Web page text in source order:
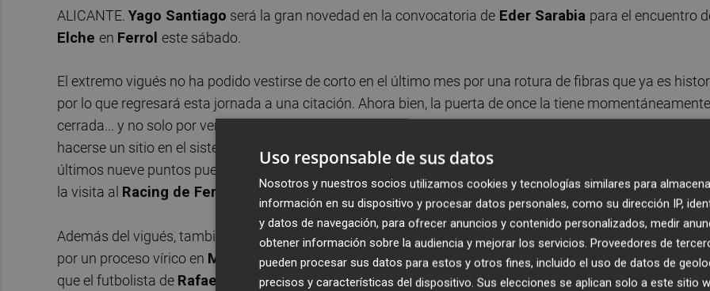
ALICANTE. Yago Santiago será la gran novedad en la convocatoria de Eder Sarabia para el encuentro
Elche en Ferrol este sábado.
El extremo vigués no ha podido vestirse de corto en el último mes por una rotura de fibras que ya es
por lo que regresará esta jornada a una citación. Ahora bien, la puerta de once la tiene momentáneamente
cerrada... y no solo por venir de un tiempo de inactividad, también porque no parece que Santiago tenga
hacerse un sitio en el sistema de tres centrales y dos carrileros con el que el Elche ha sumado siete de los
últimos nueve puntos puestos en juego, una apuesta que cuesta creer que Sarabia vaya a aparcar de cara
la visita al Racing de Ferrol.
Además del vigués, también regresará este viernes a una convocatoria el mediapunta 'Nico' Castro
, baja
por un proceso vírico en Málaga . Si bien su ausencia apenas se notó enLa Rosaleda, parece complicado
que el futbolista de Rafaela
no recupere su sitio en un equipo de cuyo once no solo era un fijo, es que
Uso responsable de sus datos
Nosotros y nuestros socios utilizamos cookies y tecnologías similares para
información en su dispositivo y procesar datos personales, como su dirección IP,
y datos de navegación, para ofrecer anuncios y contenido personalizados, medir
obtener información sobre la audiencia y mejorar los servicios. Proveedores de
pueden procesar sus datos para estos y otros fines, incluido el uso de datos de
precisos y características del dispositivo. Sus elecciones se aplican solo a este sitio